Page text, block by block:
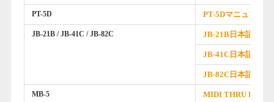
PT-5D PT-5Dマニュアル
JB-21B / JB-41C / JB-82C JB-21B日本語マニ
JB-41C日本語マニ
JB-82C日本語マニ
MB-5 MIDI THRU BOX /